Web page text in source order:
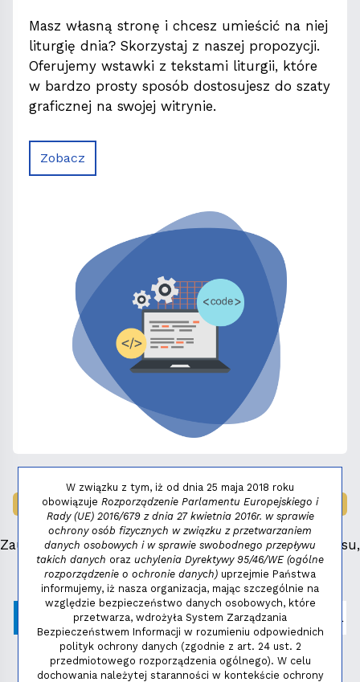
Masz własną stronę i chcesz umieścić na niej
liturgię dnia? Skorzystaj z naszej propozycji.
Oferujemy wstawki z tekstami liturgii, które
w bardzo prosty sposób dostosujesz do szaty
graficznej na swojej witrynie.
Zobacz
LAUREAT NAGRODY:MAŁY FENIKS 2025
Zauważyłeś błąd, masz propozycje dotyczące serwisu,
napisz:niezbednik@niedziela.pl
W związku z tym, iż od dnia 25 maja 2018 roku
obowiązuje Rozporządzenie Parlamentu Europejskiego i
Rady (UE) 2016/679 z dnia 27 kwietnia 2016r. w sprawie
ochrony osób fizycznych w związku z przetwarzaniem
danych osobowych i w sprawie swobodnego przepływu
takich danych oraz uchylenia Dyrektywy 95/46/WE (ogólne
rozporządzenie o ochronie danych) uprzejmie Państwa
informujemy, iż nasza organizacja, mając szczególnie na
względzie bezpieczeństwo danych osobowych, które
przetwarza, wdrożyła System Zarządzania
Bezpieczeństwem Informacji w rozumieniu odpowiednich
polityk ochrony danych (zgodnie z art. 24 ust. 2
przedmiotowego rozporządzenia ogólnego). W celu
dochowania należytej staranności w kontekście ochrony